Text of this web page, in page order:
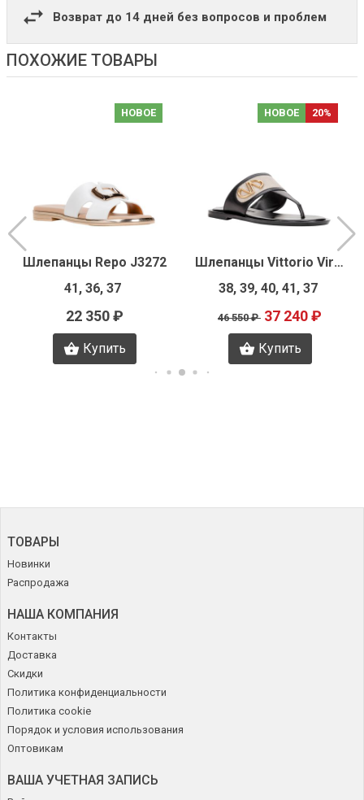
Возврат до 14 дней без вопросов и проблем
ПОХОЖИЕ ТОВАРЫ
НОВОЕ
Шлепанцы Repo J3272
41, 36, 37
22 350 ₽
Купить
20%
НОВОЕ
Шлепанцы Vittorio Virgili J3261
38, 39, 40, 41, 37
46 550 ₽ 37 240 ₽
Купить
ТОВАРЫ
Новинки
Распродажа
НАША КОМПАНИЯ
Контакты
Доставка
Скидки
Политика конфиденциальности
Политика cookie
Порядок и условия использования
Оптовикам
ВАША УЧЕТНАЯ ЗАПИСЬ